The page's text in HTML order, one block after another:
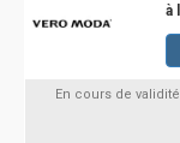
à
En cours de validité